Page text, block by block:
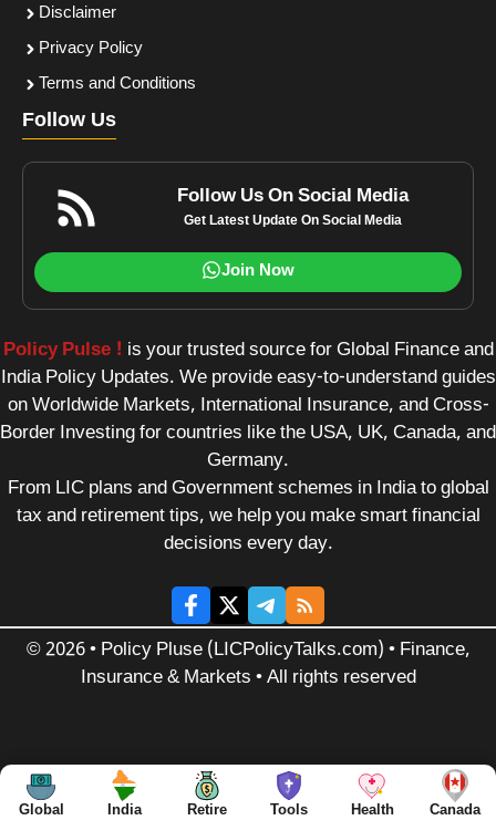
Disclaimer
Privacy Policy
Terms and Conditions
Follow Us
Follow Us On Social Media
Get Latest Update On Social Media
Join Now
Policy Pulse ! is your trusted source for Global Finance and
India Policy Updates. We provide easy-to-understand guides
on Worldwide Markets, International Insurance, and Cross-
Border Investing for countries like the USA, UK, Canada, and
Germany.
From LIC plans and Government schemes in India to global
tax and retirement tips, we help you make smart financial
decisions every day.
© 2026 • Policy Pluse (LICPolicyTalks.com) • Finance,
Insurance & Markets • All rights reserved
Global India Retire Tools Health Canada